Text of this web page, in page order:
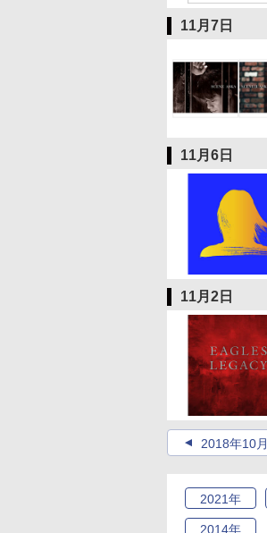
11月7日
11月6日
11月2日
2018年10月
2021年
2014年